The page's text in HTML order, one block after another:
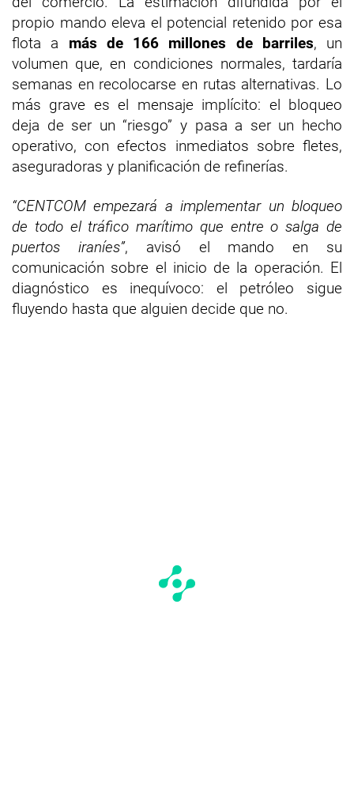
propio mando eleva el potencial retenido por esa
flota a más de 166 millones de barriles, un
volumen que, en condiciones normales, tardaría
semanas en recolocarse en rutas alternativas. Lo
más grave es el mensaje implícito: el bloqueo
deja de ser un “riesgo” y pasa a ser un hecho
operativo, con efectos inmediatos sobre fletes,
aseguradoras y planificación de refinerías.
“CENTCOM empezará a implementar un bloqueo
de todo el tráfico marítimo que entre o salga de
puertos iraníes”, avisó el mando en su
comunicación sobre el inicio de la operación. El
diagnóstico es inequívoco: el petróleo sigue
fluyendo hasta que alguien decide que no.